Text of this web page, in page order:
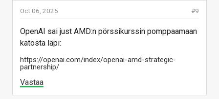
#9
Oct 06, 2025
OpenAI sai just AMD:n pörssikurssin pomppaamaan
katosta läpi:
https://openai.com/index/openai-amd-strategic-
partnership/
Vastaa